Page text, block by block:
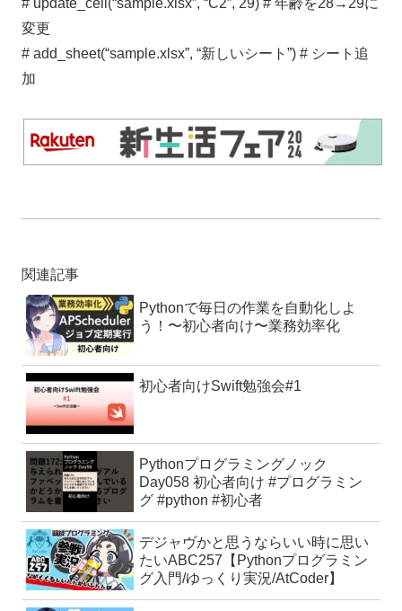
変更
# add_sheet(“sample.xlsx”, “新しいシート”) # シート追
加
関連記事
Pythonで毎日の作業を自動化しよ
う！〜初心者向け〜業務効率化
初心者向けSwift勉強会#1
Pythonプログラミングノック
Day058 初心者向け #プログラミン
グ #python #初心者
デジャヴかと思うならいい時に思い
たいABC257【Pythonプログラミン
グ入門/ゆっくり実況/AtCoder】